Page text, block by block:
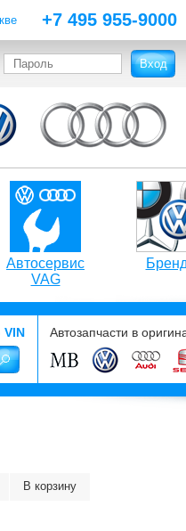
+7 495 955-9000
Автосервис
VAG
VIN Автозапчасти в
В корзину